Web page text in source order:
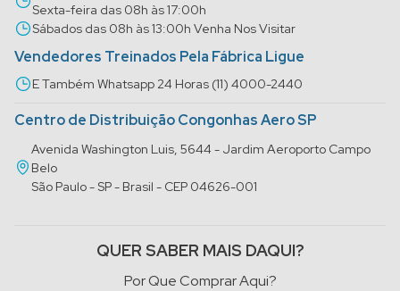
Sexta-feira das 08h às 17:00h
Sábados das 08h às 13:00h Venha Nos Visitar
Vendedores Treinados Pela Fábrica Ligue
E Também Whatsapp 24 Horas (11) 4000-2440
Centro de Distribuição Congonhas Aero SP
Avenida Washington Luis, 5644 - Jardim Aeroporto Campo
Belo
São Paulo - SP - Brasil - CEP 04626-001
QUER SABER MAIS DAQUI?
Por Que Comprar Aqui?